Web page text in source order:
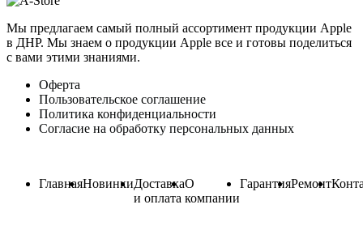
Мы предлагаем самый полный ассортимент продукции Apple
в ДНР. Мы знаем о продукции Apple все и готовы поделиться
с вами этими знаниями.
Оферта
Пользовательское соглашение
Политика конфиденциальности
Согласие на обработку персональных данных
ГлавнаяНовинкиДоставка
и оплата
О
компании
ГарантияРемонт